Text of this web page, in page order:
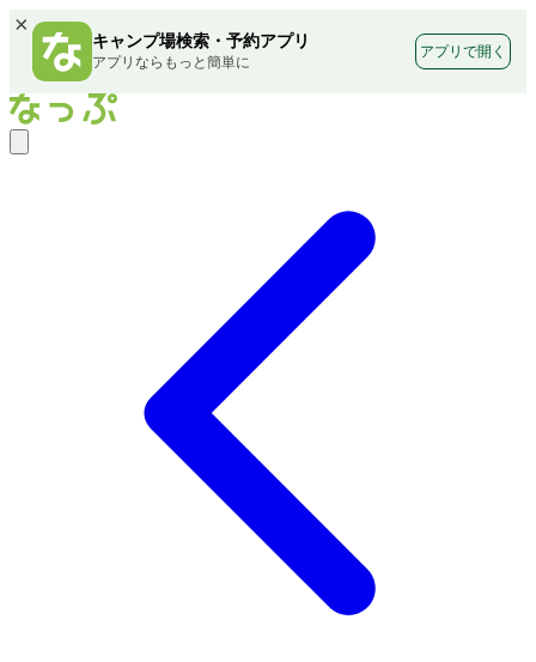
×
キャンプ場検索・予約アプリ
アプリならもっと簡単に
アプリで開く